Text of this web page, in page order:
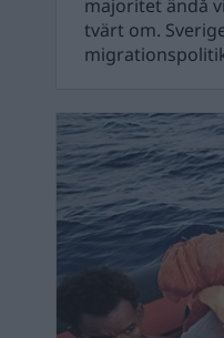
majoritet ändå
tvärt om.